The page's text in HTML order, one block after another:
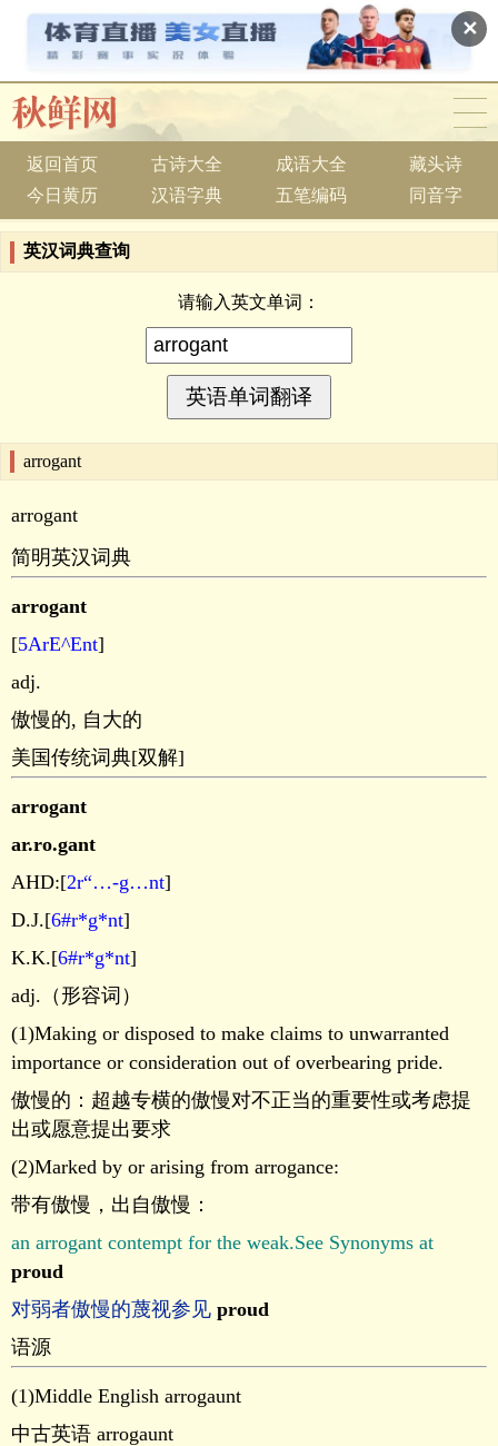
✕
返回首页 古诗大全 成语大全
藏头诗
今日黄历
汉语字典 五笔编码 同音字
英汉词典查询
请输入英文单词：
arrogant
arrogant
简明英汉词典
arrogant
[5ArE^Ent]
adj.
傲慢的, 自大的
美国传统词典[双解]
arrogant
ar.ro.gant
AHD:[2r“…-g…nt]
D.J.[6#r*g*nt]
K.K.[6#r*g*nt]
adj.（形容词）
(1)Making or disposed to make claims to unwarranted
importance or consideration out of overbearing pride.
傲慢的：超越专横的傲慢对不正当的重要性或考虑提
出或愿意提出要求
(2)Marked by or arising from arrogance:
带有傲慢，出自傲慢：
an arrogant contempt for the weak.See Synonyms at
proud
对弱者傲慢的蔑视参见 proud
语源
(1)Middle English arrogaunt
中古英语 arrogaunt